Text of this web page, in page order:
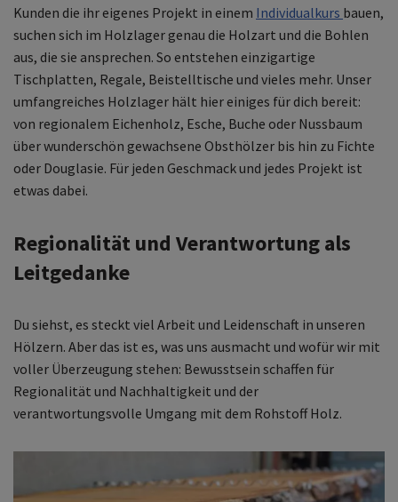
Kunden die ihr eigenes Projekt in einem Individualkurs bauen,
suchen sich im Holzlager genau die Holzart und die Bohlen
aus, die sie ansprechen. So entstehen einzigartige
Tischplatten, Regale, Beistelltische und vieles mehr. Unser
umfangreiches Holzlager hält hier einiges für dich bereit:
von regionalem Eichenholz, Esche, Buche oder Nussbaum
über wunderschön gewachsene Obsthölzer bis hin zu Fichte
oder Douglasie. Für jeden Geschmack und jedes Projekt ist
etwas dabei.
Regionalität und Verantwortung als
Leitgedanke
Du siehst, es steckt viel Arbeit und Leidenschaft in unseren
Hölzern. Aber das ist es, was uns ausmacht und wofür wir mit
voller Überzeugung stehen: Bewusstsein schaffen für
Regionalität und Nachhaltigkeit und der
verantwortungsvolle Umgang mit dem Rohstoff Holz.